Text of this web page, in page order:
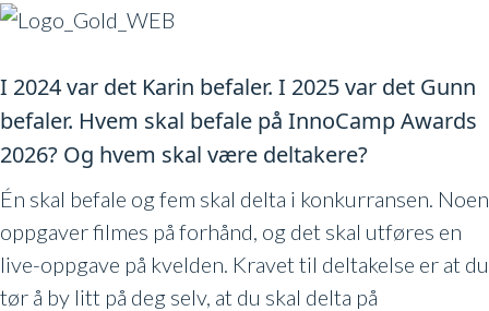
I 2024 var det Karin befaler. I 2025 var det Gunn
befaler. Hvem skal befale på InnoCamp Awards
2026? Og hvem skal være deltakere?
Én skal befale og fem skal delta i konkurransen. Noen
oppgaver filmes på forhånd, og det skal utføres en
live-oppgave på kvelden. Kravet til deltakelse er at du
tør å by litt på deg selv, at du skal delta på